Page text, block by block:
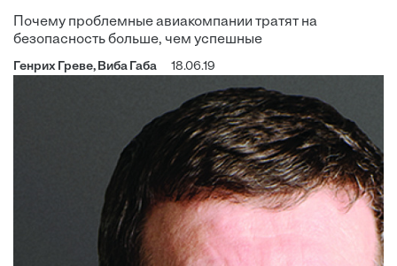
Почему проблемные авиакомпании тратят на
безопасность больше, чем успешные
Генрих Греве, Виба Габа 18.06.19